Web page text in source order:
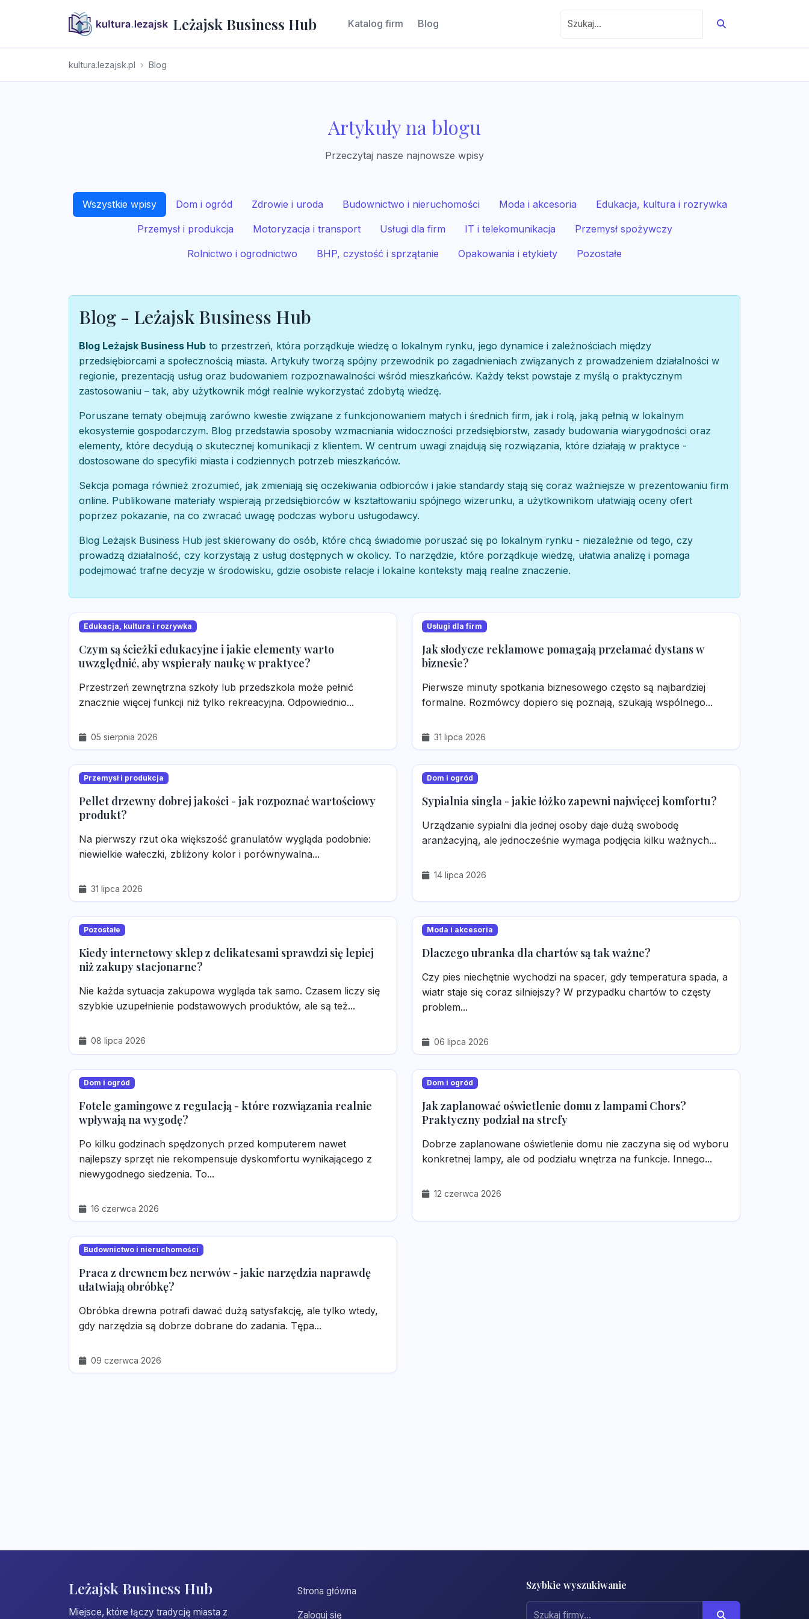
Leżajsk Business Hub Katalog firm Blog
kultura.lezajsk.pl Blog
Artykuły na blogu
Przeczytaj nasze najnowsze wpisy
Wszystkie wpisy Dom i ogród Zdrowie i uroda Budownictwo i nieruchomości Moda i akcesoria Edukacja, kultura i rozrywka
Przemysł i produkcja Motoryzacja i transport Usługi dla firm IT i telekomunikacja Przemysł spożywczy
Rolnictwo i ogrodnictwo BHP, czystość i sprzątanie Opakowania i etykiety Pozostałe
Blog - Leżajsk Business Hub
Blog Leżajsk Business Hub to przestrzeń, która porządkuje wiedzę o lokalnym rynku, jego dynamice i zależnościach między
przedsiębiorcami a społecznością miasta. Artykuły tworzą spójny przewodnik po zagadnieniach związanych z prowadzeniem działalności w
regionie, prezentacją usług oraz budowaniem rozpoznawalności wśród mieszkańców. Każdy tekst powstaje z myślą o praktycznym
zastosowaniu – tak, aby użytkownik mógł realnie wykorzystać zdobytą wiedzę.
Poruszane tematy obejmują zarówno kwestie związane z funkcjonowaniem małych i średnich firm, jak i rolą, jaką pełnią w lokalnym
ekosystemie gospodarczym. Blog przedstawia sposoby wzmacniania widoczności przedsiębiorstw, zasady budowania wiarygodności oraz
elementy, które decydują o skutecznej komunikacji z klientem. W centrum uwagi znajdują się rozwiązania, które działają w praktyce -
dostosowane do specyfiki miasta i codziennych potrzeb mieszkańców.
Sekcja pomaga również zrozumieć, jak zmieniają się oczekiwania odbiorców i jakie standardy stają się coraz ważniejsze w prezentowaniu firm
online. Publikowane materiały wspierają przedsiębiorców w kształtowaniu spójnego wizerunku, a użytkownikom ułatwiają oceny ofert
poprzez pokazanie, na co zwracać uwagę podczas wyboru usługodawcy.
Blog Leżajsk Business Hub jest skierowany do osób, które chcą świadomie poruszać się po lokalnym rynku - niezależnie od tego, czy
prowadzą działalność, czy korzystają z usług dostępnych w okolicy. To narzędzie, które porządkuje wiedzę, ułatwia analizę i pomaga
podejmować trafne decyzje w środowisku, gdzie osobiste relacje i lokalne konteksty mają realne znaczenie.
Edukacja, kultura i rozrywka
Czym są ścieżki edukacyjne i jakie elementy warto
uwzględnić, aby wspierały naukę w praktyce?
Przestrzeń zewnętrzna szkoły lub przedszkola może pełnić
znacznie więcej funkcji niż tylko rekreacyjna. Odpowiednio...
05 sierpnia 2026
Usługi dla firm
Jak słodycze reklamowe pomagają przełamać dystans w
biznesie?
Pierwsze minuty spotkania biznesowego często są najbardziej
formalne. Rozmówcy dopiero się poznają, szukają wspólnego...
31 lipca 2026
Przemysł i produkcja
Pellet drzewny dobrej jakości - jak rozpoznać wartościowy
produkt?
Na pierwszy rzut oka większość granulatów wygląda podobnie:
niewielkie wałeczki, zbliżony kolor i porównywalna...
31 lipca 2026
Dom i ogród
Sypialnia singla - jakie łóżko zapewni najwięcej komfortu?
Urządzanie sypialni dla jednej osoby daje dużą swobodę
aranżacyjną, ale jednocześnie wymaga podjęcia kilku ważnych...
14 lipca 2026
Pozostałe
Kiedy internetowy sklep z delikatesami sprawdzi się lepiej
niż zakupy stacjonarne?
Nie każda sytuacja zakupowa wygląda tak samo. Czasem liczy się
szybkie uzupełnienie podstawowych produktów, ale są też...
08 lipca 2026
Moda i akcesoria
Dlaczego ubranka dla chartów są tak ważne?
Czy pies niechętnie wychodzi na spacer, gdy temperatura spada, a
wiatr staje się coraz silniejszy? W przypadku chartów to częsty
problem...
06 lipca 2026
Dom i ogród
Fotele gamingowe z regulacją - które rozwiązania realnie
wpływają na wygodę?
Po kilku godzinach spędzonych przed komputerem nawet
najlepszy sprzęt nie rekompensuje dyskomfortu wynikającego z
niewygodnego siedzenia. To...
16 czerwca 2026
Dom i ogród
Jak zaplanować oświetlenie domu z lampami Chors?
Praktyczny podział na strefy
Dobrze zaplanowane oświetlenie domu nie zaczyna się od wyboru
konkretnej lampy, ale od podziału wnętrza na funkcje. Innego...
12 czerwca 2026
Budownictwo i nieruchomości
Praca z drewnem bez nerwów - jakie narzędzia naprawdę
ułatwiają obróbkę?
Obróbka drewna potrafi dawać dużą satysfakcję, ale tylko wtedy,
gdy narzędzia są dobrze dobrane do zadania. Tępa...
09 czerwca 2026
Leżajsk Business Hub
Miejsce, które łączy tradycję miasta z
Strona główna
Zaloguj się
Szybkie wyszukiwanie